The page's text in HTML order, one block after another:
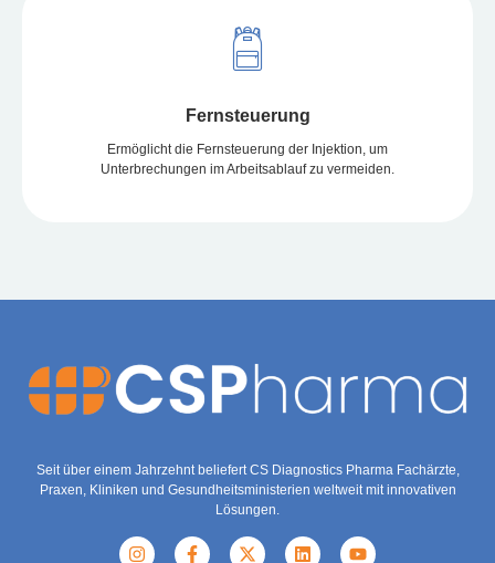
Fernsteuerung
Ermöglicht die Fernsteuerung der Injektion, um
Unterbrechungen im Arbeitsablauf zu vermeiden.
Seit über einem Jahrzehnt beliefert CS Diagnostics Pharma Fachärzte,
Praxen, Kliniken und Gesundheitsministerien weltweit mit innovativen
Lösungen.